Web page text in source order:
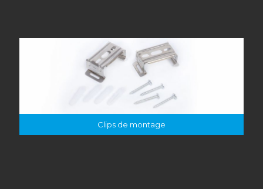
Clips de montage